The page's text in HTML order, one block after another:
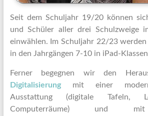
Seit dem Schuljahr 19/20 können
und Schüler aller drei Schulzweige
einwählen. Im Schuljahr 22/23
in den Jahrgängen 7-10 in iPad-
Ferner begegnen wir den
Digitalisierung mit einer
Ausstattung (digitale Tafeln,
Computerräume) und mit